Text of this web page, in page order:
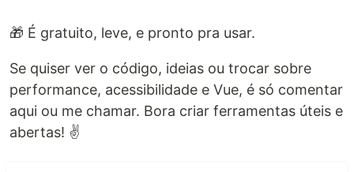
🎁 É gratuito, leve, e pronto pra usar.
Se quiser ver o código, ideias ou trocar sobre
performance, acessibilidade e Vue, é só comentar
aqui ou me chamar. Bora criar ferramentas úteis e
abertas! ✌️